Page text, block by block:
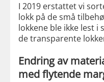
I 2019 erstattet vi
lokk på de små
lokkene ble ikke lest i
de transparente
Endring av
med flytende